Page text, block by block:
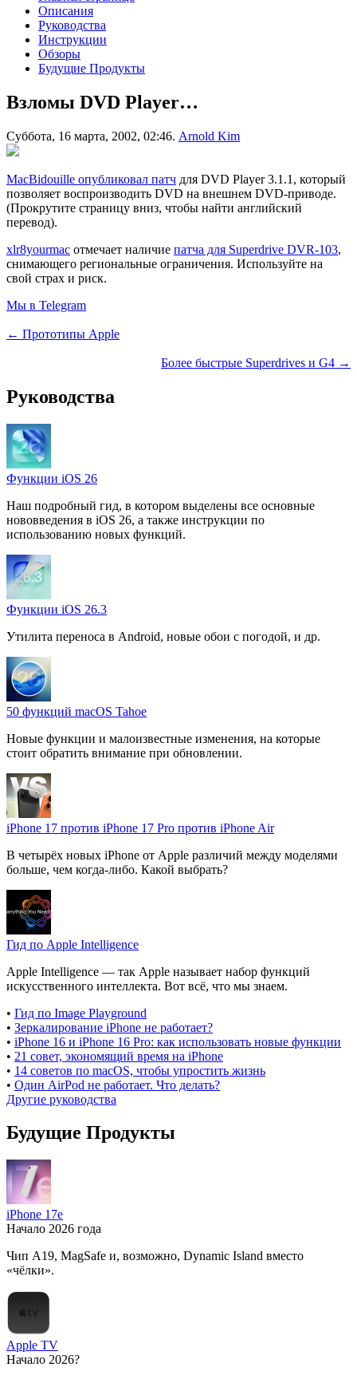
Описания
Руководства
Инструкции
Обзоры
Будущие Продукты
Взломы DVD Player…
Суббота, 16 марта, 2002, 02:46. Arnold Kim
MacBidouille опубликовал патч для DVD Player 3.1.1, который
позволяет воспроизводить DVD на внешнем DVD-приводе.
(Прокрутите страницу вниз, чтобы найти английский
перевод).
xlr8yourmac отмечает наличие патча для Superdrive DVR-103,
снимающего региональные ограничения. Используйте на
свой страх и риск.
Мы в Telegram
← Прототипы Apple
Более быстрые Superdrives и G4 →
Руководства
Функции iOS 26
Наш подробный гид, в котором выделены все основные
нововведения в iOS 26, а также инструкции по
использованию новых функций.
Функции iOS 26.3
Утилита переноса в Android, новые обои с погодой, и др.
50 функций macOS Tahoe
Новые функции и малоизвестные изменения, на которые
стоит обратить внимание при обновлении.
iPhone 17 против iPhone 17 Pro против iPhone Air
В четырёх новых iPhone от Apple различий между моделями
больше, чем когда-либо. Какой выбрать?
Гид по Apple Intelligence
Apple Intelligence — так Apple называет набор функций
искусственного интеллекта. Вот всё, что мы знаем.
• Гид по Image Playground
• Зеркалирование iPhone не работает?
• iPhone 16 и iPhone 16 Pro: как использовать новые функции
• 21 совет, экономящий время на iPhone
• 14 советов по macOS, чтобы упростить жизнь
• Один AirPod не работает. Что делать?
Другие руководства
Будущие Продукты
iPhone 17e
Начало 2026 года
Чип A19, MagSafe и, возможно, Dynamic Island вместо
«чёлки».
Apple TV
Начало 2026?